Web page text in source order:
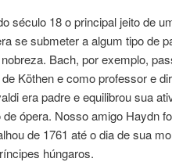
século 18 o principal jeito de
se submeter a algum tipo de
Bach, por exemplo,
Köthen e como professor e
era padre e equilibrou sua
ópera. Nosso amigo Haydn
de 1761 até o dia de sua
húngaros.